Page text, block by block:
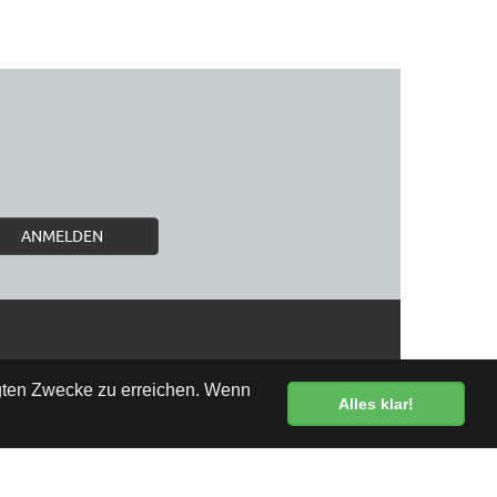
Zwecke zu erreichen. Wenn
Alles klar!
ANMELDEN